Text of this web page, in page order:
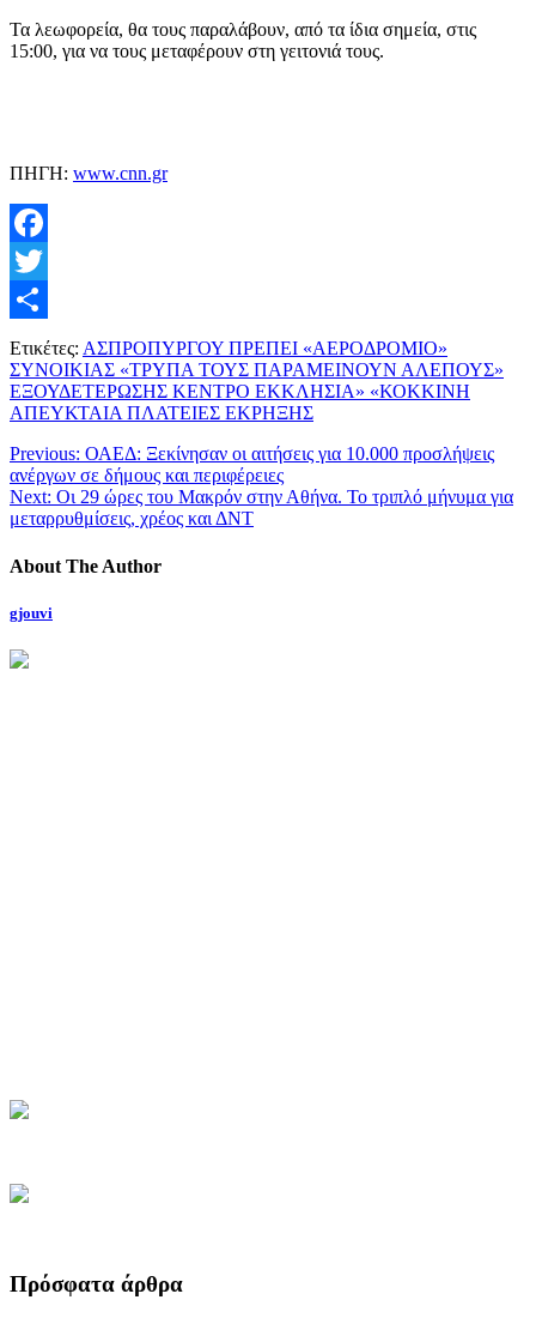
Τα λεωφορεία, θα τους παραλάβουν, από τα ίδια σημεία, στις
15:00, για να τους μεταφέρουν στη γειτονιά τους.
ΠΗΓΗ: www.cnn.gr
Facebook
Twitter
Μοιραστείτε
Ετικέτες: ΑΣΠΡΟΠΥΡΓΟΥ ΠΡΕΠΕΙ «ΑΕΡΟΔΡΟΜΙΟ»
ΣΥΝΟΙΚΙΑΣ «ΤΡΥΠΑ ΤΟΥΣ ΠΑΡΑΜΕΙΝΟΥΝ ΑΛΕΠΟΥΣ»
ΕΞΟΥΔΕΤΕΡΩΣΗΣ ΚΕΝΤΡΟ ΕΚΚΛΗΣΙΑ» «ΚΟΚΚΙΝΗ
ΑΠΕΥΚΤΑΙΑ ΠΛΑΤΕΙΕΣ ΕΚΡΗΞΗΣ
Previous: ΟΑΕΔ: Ξεκίνησαν οι αιτήσεις για 10.000 προσλήψεις
ανέργων σε δήμους και περιφέρειες
Next: Οι 29 ώρες του Μακρόν στην Αθήνα. Το τριπλό μήνυμα για
μεταρρυθμίσεις, χρέος και ΔΝΤ
About The Author
gjouvi
Πρόσφατα άρθρα